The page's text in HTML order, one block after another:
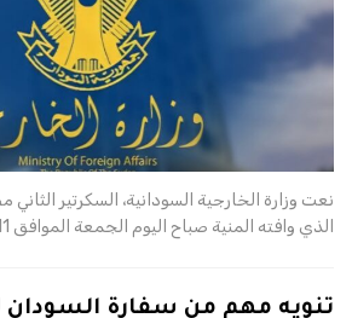
نعت وزارة الخارجية السودانية، السكرتير
الذي وافته المنية صباح اليوم الجمعة الموافق 11…
تنويه مهم من سفارة السودان